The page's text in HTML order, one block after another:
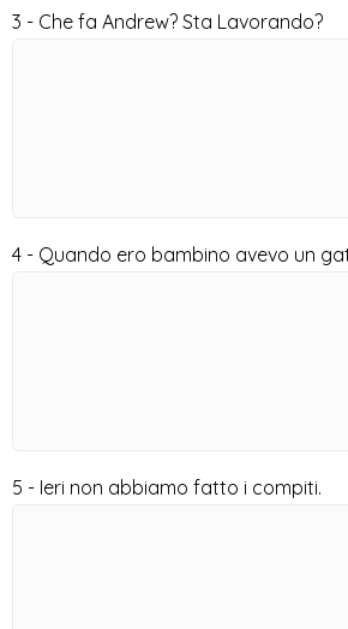
3 - Che fa Andrew? Sta Lavorando?
4 - Quando ero bambino avevo un
5 - Ieri non abbiamo fatto i compiti.